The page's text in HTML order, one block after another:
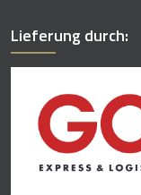
Lieferung durch: